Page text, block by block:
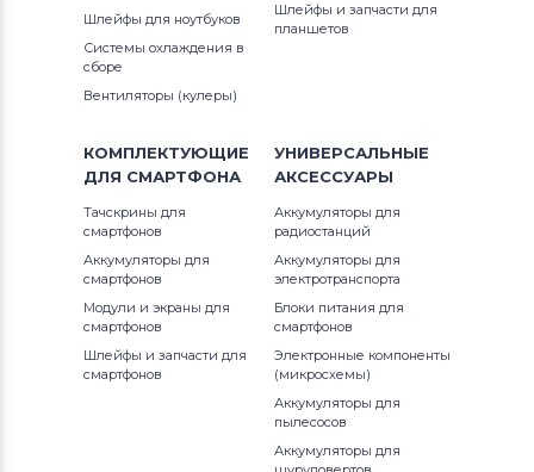
Шлейфы для ноутбуков
Системы охлаждения в
сборе
Вентиляторы (кулеры)
Шлейфы и запчасти для
планшетов
КОМПЛЕКТУЮЩИЕ
ДЛЯ СМАРТФОНА
Тачскрины для
смартфонов
Аккумуляторы для
смартфонов
Модули и экраны для
смартфонов
Шлейфы и запчасти для
смартфонов
УНИВЕРСАЛЬНЫЕ
АКСЕССУАРЫ
Аккумуляторы для
радиостанций
Аккумуляторы для
электротранспорта
Блоки питания для
смартфонов
Электронные компоненты
(микросхемы)
Аккумуляторы для
пылесосов
Аккумуляторы для